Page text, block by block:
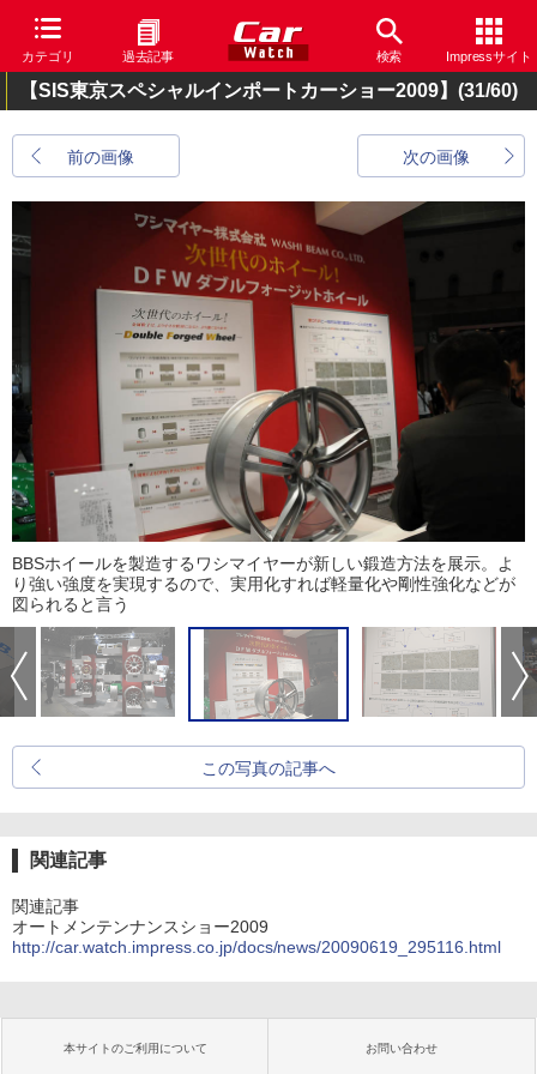
カテゴリ 過去記事 検索 Impressサイト
【SIS東京スペシャルインポートカーショー2009】 (31/60)
前の画像 次の画像
BBSホイールを製造するワシマイヤーが新しい鍛造方法を展示。よ
り強い強度を実現するので、実用化すれば軽量化や剛性強化などが
図られると言う
この写真の記事へ
関連記事
関連記事
オートメンテンナンスショー2009
http://car.watch.impress.co.jp/docs/news/20090619_295116.html
本サイトのご利用について お問い合わせ